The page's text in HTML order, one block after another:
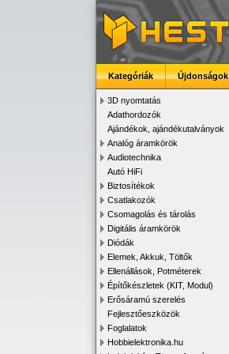
Kategóriák Újdonságok
3D nyomtatás
Adathordozók
Ajándékok, ajándékutalványok
Analóg áramkörök
Audiotechnika
Autó HiFi
Biztosítékok
Csatlakozók
Csomagolás és tárolás
Digitális áramkörök
Diódák
Elemek, Akkuk, Töltők
Ellenállások, Potméterek
Építőkészletek (KIT, Modul)
Erősáramú szerelés
Fejlesztőeszközök
Foglalatok
Hobbielektronika.hu